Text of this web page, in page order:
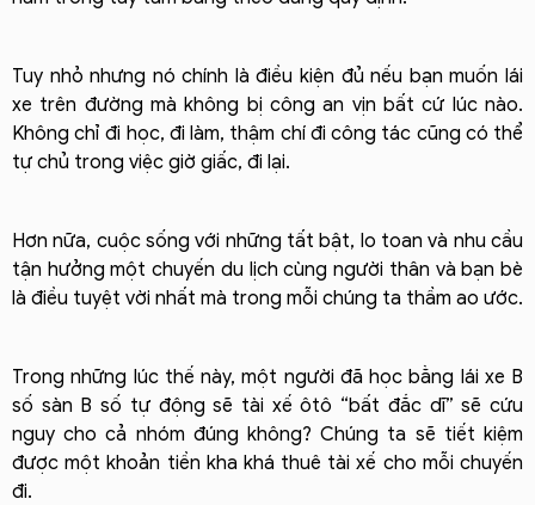
Tuy nhỏ nhưng nó chính là điều kiện đủ nếu bạn muốn lái
xe trên đường mà không bị công an vịn bất cứ lúc nào.
Không chỉ đi học, đi làm, thậm chí đi công tác cũng có thể
tự chủ trong việc giờ giấc, đi lại.
Hơn nữa, cuộc sống với những tất bật, lo toan và nhu cầu
tận hưởng một chuyến du lịch cùng người thân và bạn bè
là điều tuyệt vời nhất mà trong mỗi chúng ta thầm ao ước.
Trong những lúc thế này, một người đã học bằng lái xe B
số sàn B số tự động sẽ tài xế ôtô “bất đắc dĩ” sẽ cứu
nguy cho cả nhóm đúng không? Chúng ta sẽ tiết kiệm
được một khoản tiền kha khá thuê tài xế cho mỗi chuyến
đi.